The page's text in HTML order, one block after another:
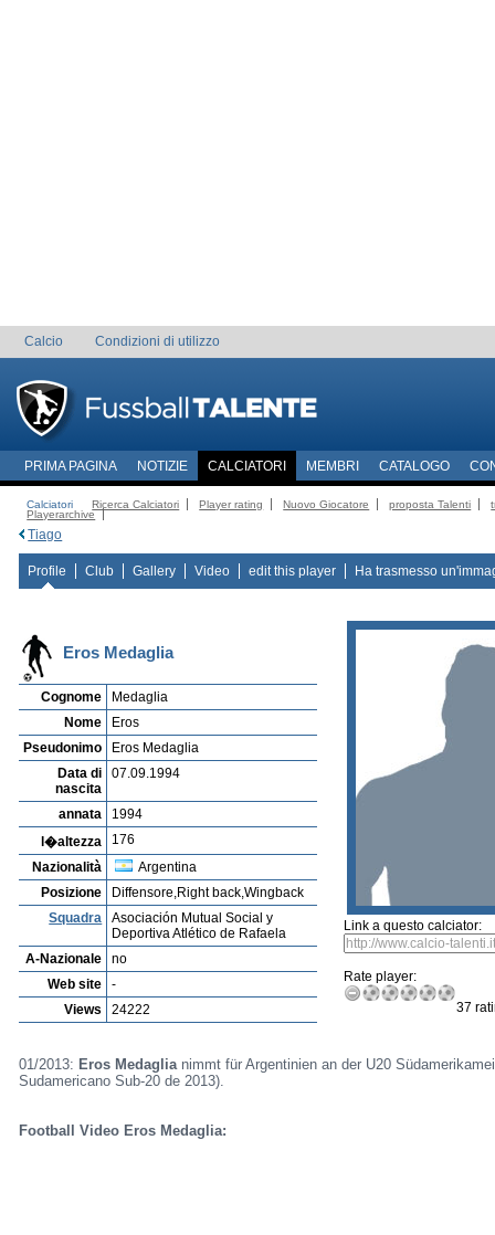
Calcio Condizioni di utilizzo
PRIMA PAGINA NOTIZIE CALCIATORI MEMBRI CATALOGO
Calciatori Ricerca Calciatori Player rating Nuovo Giocatore proposta Talenti
Playerarchive
Tiago
Profile Club Gallery Video edit this player Ha trasmesso
Eros Medaglia
Cognome
Medaglia
Nome
Eros
Pseudonimo
Eros Medaglia
Data di
nascita
07.09.1994
annata
1994
l�altezza
176
Nazionalità
Argentina
Posizione
Diffensore,Right back,Wingback
Squadra
Asociación Mutual Social y
Deportiva Atlético de Rafaela
A-Nazionale
no
Web site
-
Views
24222
Link a questo calciator:
Rate player:
37
01/2013: Eros Medaglia nimmt für Argentinien an der U20
Sudamericano Sub-20 de 2013).
Football Video Eros Medaglia: